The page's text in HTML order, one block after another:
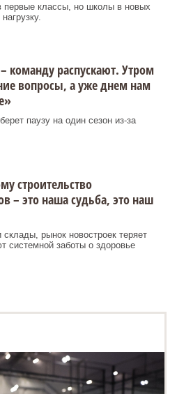
первые классы, но школы в новых
команду распускают. Утром
вопросы, а уже днем нам
паузу на один сезон из-за
строительство
– это наша судьба, это наш
рынок новостроек теряет
системной заботы о здоровье